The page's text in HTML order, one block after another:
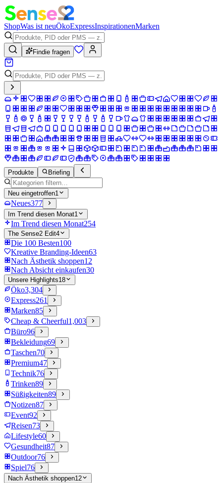
ShopWas ist neuÖkoExpressInspirationenMarken
Findie fragen
Produkte Briefing
Neu eingetroffen1
Neues377
Im Trend diesen Monat1
Im Trend diesen Monat254
The Sense2 Edit4
Die 100 Besten100
Kreative Branding-Ideen63
Nach Ästhetik shoppen12
Nach Absicht einkaufen30
Unsere Highlights18
Öko3,304
Express261
Marken85
Cheap & Cheerful1,003
Büro96
Bekleidung69
Taschen70
Premium47
Technik76
Trinken89
Süßigkeiten89
Notizen87
Event92
Reisen73
Lifestyle60
Gesundheit87
Outdoor76
Spiel76
Nach Ästhetik shoppen12